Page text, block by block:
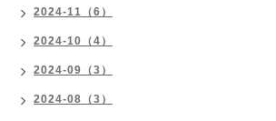
2024-11（6）
2024-10（4）
2024-09（3）
2024-08（3）